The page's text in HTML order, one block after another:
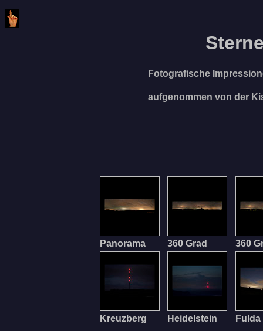
Fotografische
aufgenommen von der
Panorama 360 Grad 360
Kreuzberg Heidelstein Fulda